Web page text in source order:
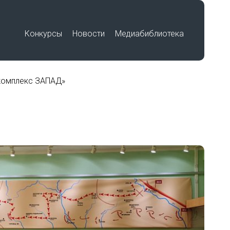
Конкурсы Новости Медиабиблиотека
Премия «Знание»
Работы победителей
Всероссийского конкурса на
лучшую выставку школьных
музеев, посвященную памятным
датам и событиям региона в годы
Великой Отечественной войны
1941-1945 гг.
Работы участников Фестиваля
ЗАПАД»